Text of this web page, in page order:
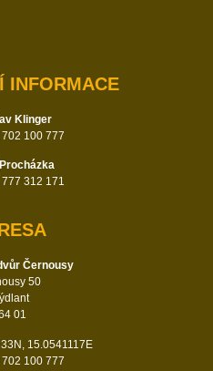
INFORMACE
Klinger
100 777
312 171
Černousy
50
01
15.0541117E
100 777